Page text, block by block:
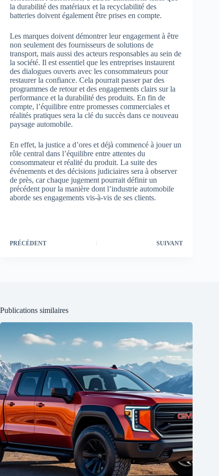
la durabilité des matériaux et la recyclabilité des
batteries doivent également être prises en compte.
Les marques doivent démontrer leur engagement à être
non seulement des fournisseurs de solutions de
transport, mais aussi des acteurs responsables au sein de
la société. Il est essentiel que les entreprises instaurent
des dialogues ouverts avec les consommateurs pour
restaurer la confiance. Cela pourrait passer par des
programmes de retour et des engagements clairs sur la
performance et la durabilité des produits. En fin de
compte, l’équilibre entre promesses commerciales et
réalités pratiques sera la clé du succès dans ce nouveau
paysage automobile.
En effet, la justice a d’ores et déjà commencé à jouer un
rôle central dans l’équilibre entre attentes du
consommateur et réalité du produit. La suite des
événements et des décisions judiciaires sera à observer
de près, car chaque jugement pourrait définir un
précédent pour la manière dont l’industrie automobile
aborde ses engagements vis-à-vis de ses clients.
PRÉCÉDENT SUIVANT
Publications similaires